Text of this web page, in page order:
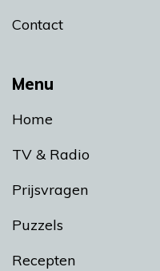
Menu
Home
TV & Radio
Prijsvragen
Puzzels
Recepten
Contact